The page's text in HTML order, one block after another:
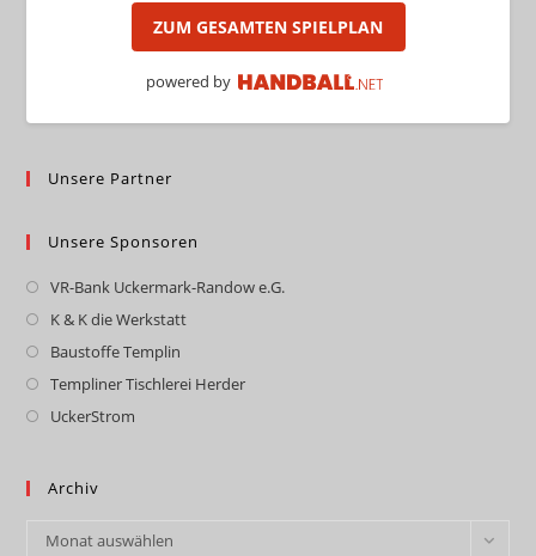
ZUM GESAMTEN SPIELPLAN
powered by
Unsere Partner
Unsere Sponsoren
VR-Bank Uckermark-Randow e.G.Opens
K & K die WerkstattOpens
a
Baustoffe Templin
in
Templiner Tischlerei HerderOpens
UckerStrom
tab
Archiv
Archiv
Monat auswählen